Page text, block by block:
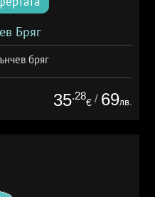
Бряг
бряг
35.28
€ / 69лв.